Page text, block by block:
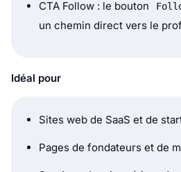
de manière plus épurée et
EmbedSocial.
Choisissez le modèle